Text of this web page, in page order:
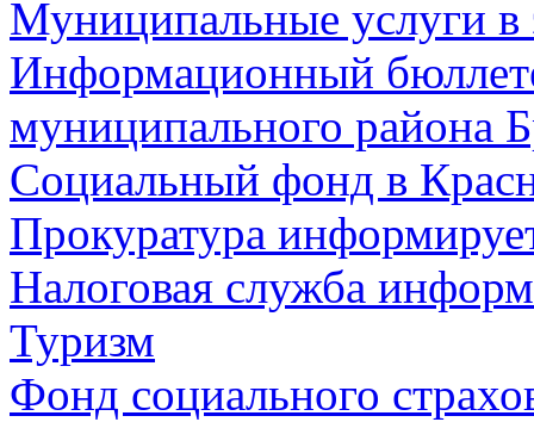
Муниципальные услуги в
Информационный
муниципального района
Социальный фонд в
Прокуратура
Налоговая служба
Туризм
Фонд социального